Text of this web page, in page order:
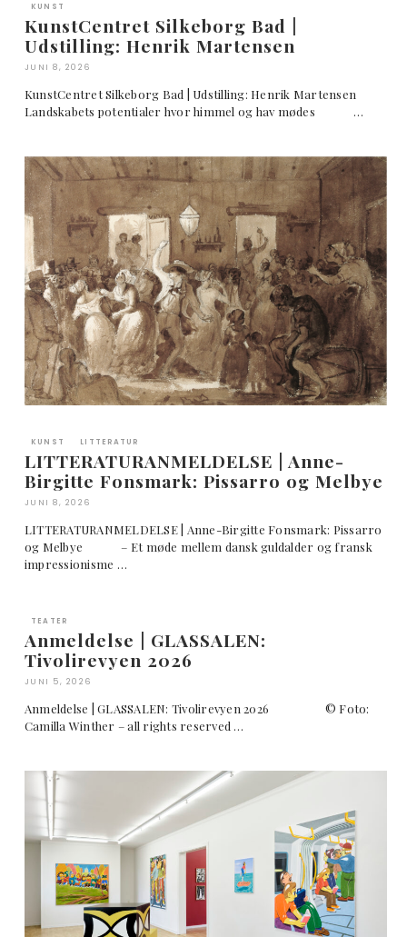
KUNST
KunstCentret Silkeborg Bad |
Udstilling: Henrik Martensen
JUNI 8, 2026
KunstCentret Silkeborg Bad | Udstilling: Henrik Martensen
Landskabets potentialer hvor himmel og hav mødes …
KUNST LITTERATUR
LITTERATURANMELDELSE | Anne-
Birgitte Fonsmark: Pissarro og Melbye
JUNI 8, 2026
LITTERATURANMELDELSE | Anne-Birgitte Fonsmark: Pissarro
og Melbye – Et møde mellem dansk guldalder og fransk
impressionisme …
TEATER
Anmeldelse | GLASSALEN:
Tivolirevyen 2026
JUNI 5, 2026
Anmeldelse | GLASSALEN: Tivolirevyen 2026 © Foto:
Camilla Winther – all rights reserved …